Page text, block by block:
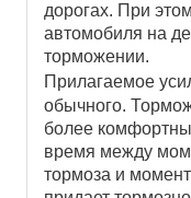
дорогах. При
автомобиля на
торможении.
Прилагаемое
обычного.
более
время между
тормоза и